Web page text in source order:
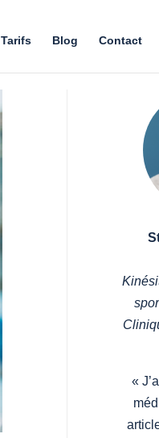
Tarifs Blog Contact
«